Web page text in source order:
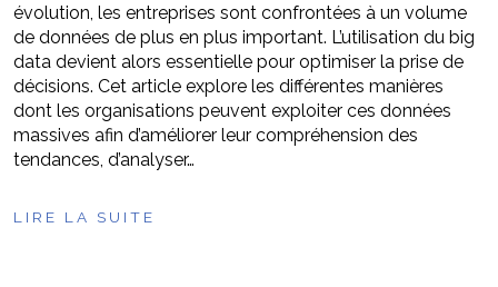
évolution, les entreprises sont confrontées à un volume
de données de plus en plus important. L’utilisation du big
data devient alors essentielle pour optimiser la prise de
décisions. Cet article explore les différentes manières
dont les organisations peuvent exploiter ces données
massives afin d’améliorer leur compréhension des
tendances, d’analyser…
LIRE LA SUITE